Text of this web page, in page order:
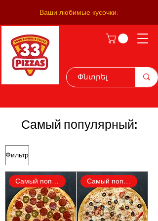
Ваши любимые кусочки:
Самый популярный:
Фильтр
Самый популярный: Самый популярный: